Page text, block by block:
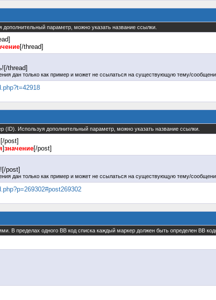
параметр, можно указать название ссылки.
[/thread]
thread]
дан только как пример и может не ссылаться на существующую тему/
(ID). Используя дополнительный параметр, можно указать название ссылки.
[/post]
]значение[/post]
post]
дан только как пример и может не ссылаться на существующую тему/
В пределах одного BB код списка каждый маркер должен быть определен BB